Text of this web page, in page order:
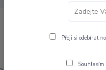
Přeji si odebírat
Souhlasím